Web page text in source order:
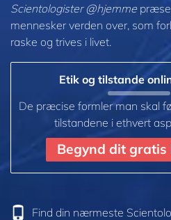
Scientologister @hjemme
mennesker verden over, som
raske og trives i livet.
Etik og tilstande
De præcise formler man skal
tilstandene i ethvert
Begynd dit gratis
Find din nærmeste